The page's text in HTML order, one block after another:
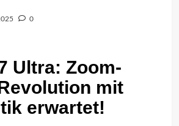
0
Ultra: Zoom-
mit
erwartet!